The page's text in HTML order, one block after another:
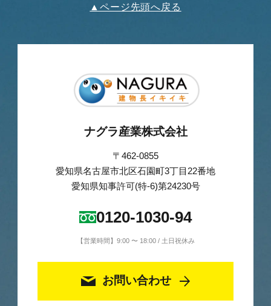
▲ページ先頭へ戻る
ナグラ産業株式会社
〒462-0855
愛知県名古屋市北区石園町3丁目22番地
愛知県知事許可(特-6)第24230号
0120-1030-94
【営業時間】9:00 〜 18:00 / 土日祝休み
お問い合わせ